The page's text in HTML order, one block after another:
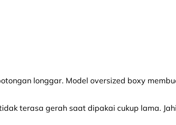
longgar. Model oversized boxy
terasa gerah saat dipakai cukup lama.